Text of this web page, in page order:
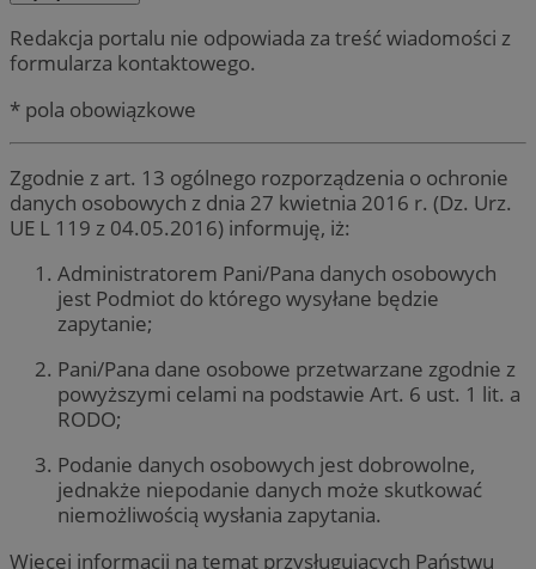
Redakcja portalu nie odpowiada za treść wiadomości z
formularza kontaktowego.
* pola obowiązkowe
Zgodnie z art. 13 ogólnego rozporządzenia o ochronie
danych osobowych z dnia 27 kwietnia 2016 r. (Dz. Urz.
UE L 119 z 04.05.2016) informuję, iż:
Administratorem Pani/Pana danych osobowych
jest Podmiot do którego wysyłane będzie
zapytanie;
Pani/Pana dane osobowe przetwarzane zgodnie z
powyższymi celami na podstawie Art. 6 ust. 1 lit. a
RODO;
Podanie danych osobowych jest dobrowolne,
jednakże niepodanie danych może skutkować
niemożliwością wysłania zapytania.
Więcej informacji na temat przysługujących Państwu